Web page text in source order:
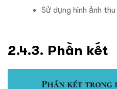
Sử dụng hình ảnh
2.4.3. Phần kết